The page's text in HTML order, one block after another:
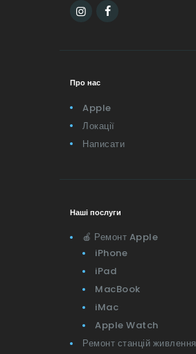
Про нас
Apple
Локації
Написати
Наші послуги
🍎 Ремонт Apple
iPhone
iPad
MacBook
iMac
Apple Watch
Ремонт станцій живлення